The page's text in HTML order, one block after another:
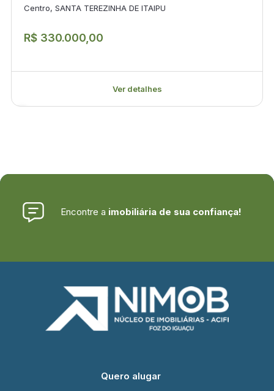
Centro, SANTA TEREZINHA DE ITAIPU
R$ 330.000,00
Ver detalhes
Encontre a imobiliária de sua confiança!
Quero alugar